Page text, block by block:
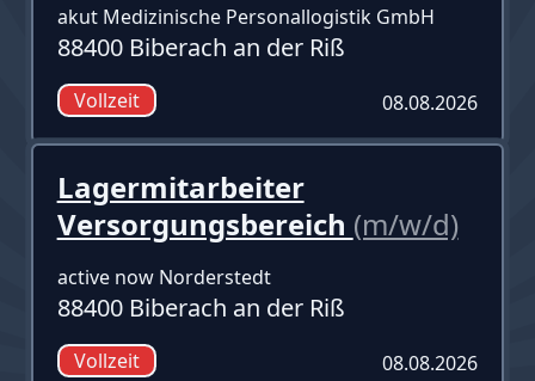
akut Medizinische Personallogistik GmbH
88400 Biberach an der Riß
Vollzeit 08.08.2026
Lagermitarbeiter
Versorgungsbereich (m/w/d)
active now Norderstedt
88400 Biberach an der Riß
Vollzeit 08.08.2026